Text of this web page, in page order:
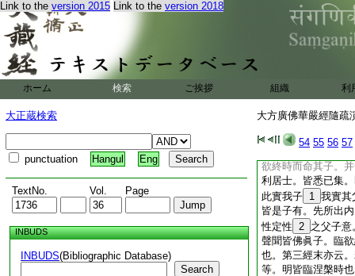
Link to the version 2015 Link to the version 2018
ホーム 検索 ご挨拶 組織 利
大正蔵検索
punctuation Hangul Eng
TextNo. Vol. Page
INBUDS
INBUDS(Bibliographic Database)
Search
大方廣佛華嚴經隨疏
54 55 56 57
即第八卷末論曰。
曰。一切三世諸佛
違背。故名正法。
由所説道理勝。及
立。 24
釋曰。既
則三非了矣。＊疏
宗論之異名耳。疏
引法華第二信解品
欲終時而命其子。
利居士。皆悉已集
此實我子 1 我實其
皆是子有。先所出
性定性 2 之父子意
聲聞皆佛眞子。臨
也。第三經末亦云
等。明皆臨涅槃時